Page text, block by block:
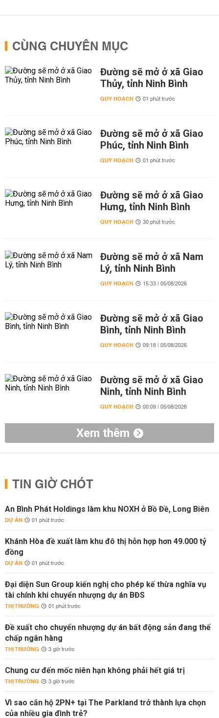
CÙNG CHUYÊN MỤC
Đường sẽ mở ở xã Giao
Thủy, tỉnh Ninh Bình
QUY HOẠCH 01 phút trước
Đường sẽ mở ở xã Giao
Phúc, tỉnh Ninh Bình
QUY HOẠCH 01 phút trước
Đường sẽ mở ở xã Giao
Hưng, tỉnh Ninh Bình
QUY HOẠCH 30 phút trước
Đường sẽ mở ở xã Nam
Lý, tỉnh Ninh Bình
QUY HOẠCH 15:33 | 05/08/2026
Đường sẽ mở ở xã Giao
Bình, tỉnh Ninh Bình
QUY HOẠCH 09:18 | 05/08/2026
Đường sẽ mở ở xã Giao
Ninh, tỉnh Ninh Bình
QUY HOẠCH 00:09 | 05/08/2026
Xem thêm
TIN GIỜ CHÓT
An Bình Phát Holdings làm khu NOXH ở Bồ Đề, Long Biên
DỰ ÁN 01 phút trước
Khánh Hòa đề xuất làm khu đô thị hỗn hợp hơn 49.000 tỷ
đồng
DỰ ÁN 01 phút trước
Đại diện Sun Group kiến nghị cho phép kế thừa nghĩa vụ
tài chính khi chuyển nhượng dự án BĐS
THỊ TRƯỜNG 01 phút trước
Đề xuất cho chuyển nhượng dự án bất động sản đang thế
chấp ngân hàng
THỊ TRƯỜNG 3 giờ trước
Chung cư đến mốc niên hạn không phải hết giá trị
THỊ TRƯỜNG 3 giờ trước
Vì sao căn hộ 2PN+ tại The Parkland trở thành lựa chọn
của nhiều gia đình trẻ?